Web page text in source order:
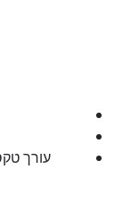
עורך